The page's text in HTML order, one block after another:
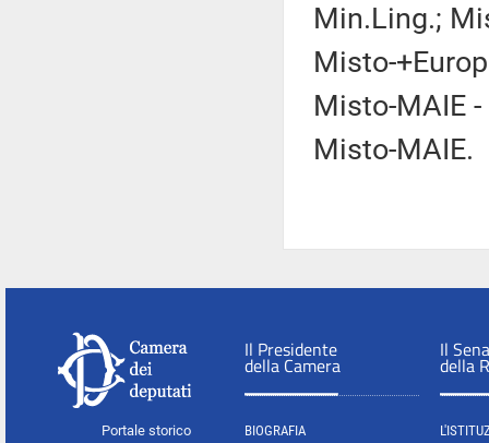
Min.Ling.;
Misto-
Misto-MAIE
Misto-MAIE.
Portale storico
Il Presidente
della Camera
BIOGRAFIA
Il
della